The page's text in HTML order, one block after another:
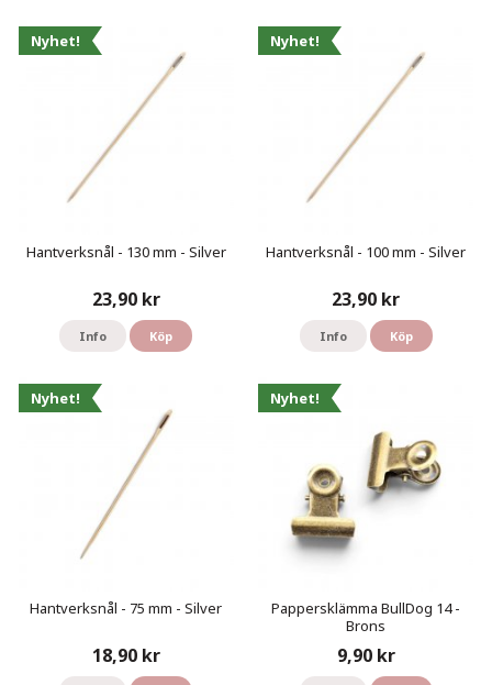
Nyhet!
Hantverksnål - 130 mm - Silver
23,90 kr
Info Köp
Nyhet!
Hantverksnål - 100 mm - Silver
23,90 kr
Info Köp
Nyhet!
Hantverksnål - 75 mm - Silver
18,90 kr
Nyhet!
Pappersklämma BullDog 14 -
Brons
9,90 kr